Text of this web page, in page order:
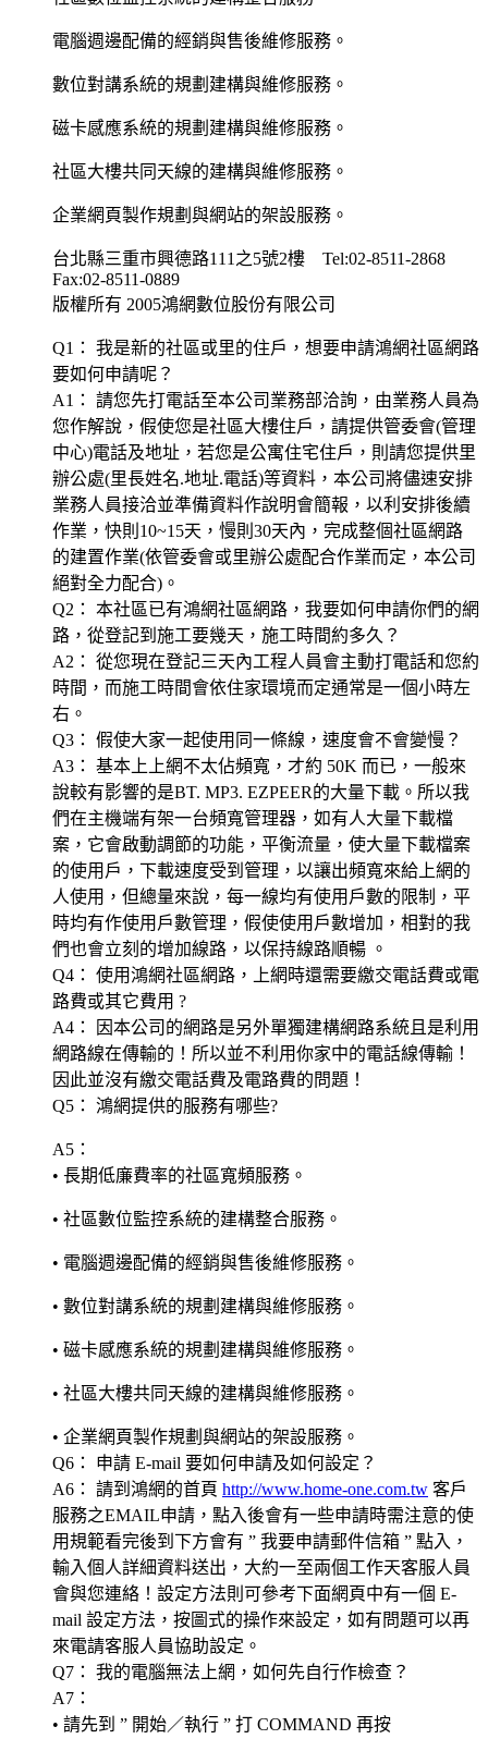
電腦週邊配備的經銷與售後維修服務。
數位對講系統的規劃建構與維修服務。
磁卡感應系統的規劃建構與維修服務。
社區大樓共同天線的建構與維修服務。
企業網頁製作規劃與網站的架設服務。
台北縣三重市興德路111之5號2樓 Tel:02-8511-2868
Fax:02-8511-0889
版權所有 2005鴻網數位股份有限公司
Q1： 我是新的社區或里的住戶，想要申請鴻網社區網路
要如何申請呢？
A1： 請您先打電話至本公司業務部洽詢，由業務人員為
您作解說，假使您是社區大樓住戶，請提供管委會(管理
中心)電話及地址，若您是公寓住宅住戶，則請您提供里
辦公處(里長姓名.地址.電話)等資料，本公司將儘速安排
業務人員接洽並準備資料作說明會簡報，以利安排後續
作業，快則10~15天，慢則30天內，完成整個社區網路
的建置作業(依管委會或里辦公處配合作業而定，本公司
絕對全力配合)。
Q2： 本社區已有鴻網社區網路，我要如何申請你們的網
路，從登記到施工要幾天，施工時間約多久？
A2： 從您現在登記三天內工程人員會主動打電話和您約
時間，而施工時間會依住家環境而定通常是一個小時左
右。
Q3： 假使大家一起使用同一條線，速度會不會變慢？
A3： 基本上上網不太佔頻寬，才約 50K 而已，一般來
說較有影響的是BT. MP3. EZPEER的大量下載。所以我
們在主機端有架一台頻寬管理器，如有人大量下載檔
案，它會啟動調節的功能，平衡流量，使大量下載檔案
的使用戶，下載速度受到管理，以讓出頻寬來給上網的
人使用，但總量來說，每一線均有使用戶數的限制，平
時均有作使用戶數管理，假使使用戶數增加，相對的我
們也會立刻的增加線路，以保持線路順暢 。
Q4： 使用鴻網社區網路，上網時還需要繳交電話費或電
路費或其它費用 ?
A4： 因本公司的網路是另外單獨建構網路系統且是利用
網路線在傳輸的！所以並不利用你家中的電話線傳輸！
因此並沒有繳交電話費及電路費的問題！
Q5： 鴻網提供的服務有哪些?
A5：
• 長期低廉費率的社區寬頻服務。
• 社區數位監控系統的建構整合服務。
• 電腦週邊配備的經銷與售後維修服務。
• 數位對講系統的規劃建構與維修服務。
• 磁卡感應系統的規劃建構與維修服務。
• 社區大樓共同天線的建構與維修服務。
• 企業網頁製作規劃與網站的架設服務。
Q6： 申請 E-mail 要如何申請及如何設定？
A6： 請到鴻網的首頁 http://www.home-one.com.tw 客戶
服務之EMAIL申請，點入後會有一些申請時需注意的使
用規範看完後到下方會有 ” 我要申請郵件信箱 ” 點入，
輸入個人詳細資料送出，大約一至兩個工作天客服人員
會與您連絡！設定方法則可參考下面網頁中有一個 E-
mail 設定方法，按圖式的操作來設定，如有問題可以再
來電請客服人員協助設定。
Q7： 我的電腦無法上網，如何先自行作檢查？
A7：
• 請先到 ” 開始／執行 ” 打 COMMAND 再按